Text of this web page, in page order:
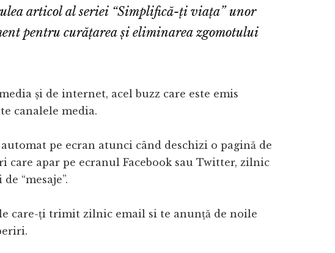
articol al seriei “Simplifică-ți viața” unor
pentru curățarea și eliminarea zgomotului
și de internet, acel buzz care este emis
canalele media.
pe ecran atunci când deschizi o pagină de
care apar pe ecranul Facebook sau Twitter, zilnic
“mesaje”.
care-ți trimit zilnic email si te anunță de noile